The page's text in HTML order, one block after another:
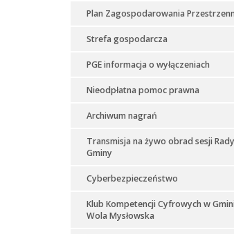
Plan Zagospodarowania
Strefa gospodarcza
PGE informacja o wyłączeniach
Nieodpłatna pomoc prawna
Archiwum nagrań
Transmisja na żywo obrad sesji Rady
Gminy
Cyberbezpieczeństwo
Klub Kompetencji Cyfrowych w
Wola Mysłowska